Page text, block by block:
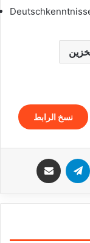
نسخ الرابط